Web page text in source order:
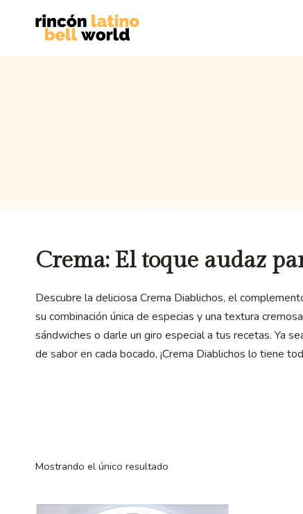
contenido
Crema: El toque audaz
Descubre la deliciosa Crema Diablichos, el
su combinación única de especias y una textura
sándwiches o darle un giro especial a tus recetas. Ya
de sabor en cada bocado, ¡Crema Diablichos lo tiene
Mostrando el único resultado